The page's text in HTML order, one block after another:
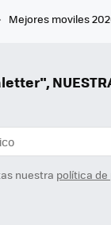
Mejores moviles
nuestra política